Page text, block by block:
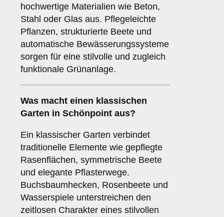
hochwertige Materialien wie Beton,
Stahl oder Glas aus. Pflegeleichte
Pflanzen, strukturierte Beete und
automatische Bewässerungssysteme
sorgen für eine stilvolle und zugleich
funktionale Grünanlage.
Was macht einen klassischen
Garten in Schönpoint aus?
Ein klassischer Garten verbindet
traditionelle Elemente wie gepflegte
Rasenflächen, symmetrische Beete
und elegante Pflasterwege.
Buchsbaumhecken, Rosenbeete und
Wasserspiele unterstreichen den
zeitlosen Charakter eines stilvollen